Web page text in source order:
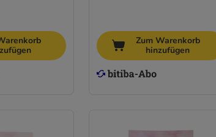
Zum Warenkorb
hinzufügen